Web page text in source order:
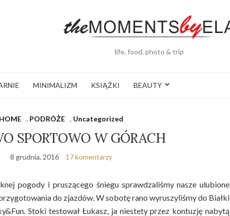
life, food, photo & trip
MINIMALIZM KSIĄŻKI BEAUTY
HOME , PODRÓŻE , Uncategorized
SPORTOWO W GÓRACH
8 grudnia, 2016 17 komentarzy
pogody i pruszącego śniegu sprawdzaliśmy nasze ulubione
do zjazdów. W sobotę rano wyruszyliśmy do Białki
Stoki testował Łukasz, ja niestety przez kontuzję nabytą